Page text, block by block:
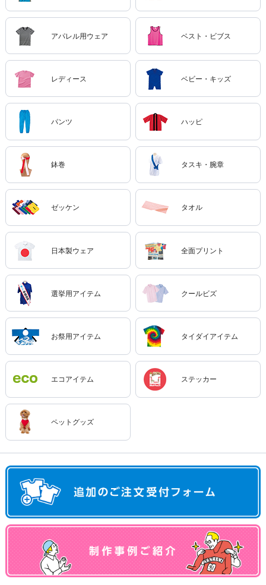
アパレル用ウェア ベスト・ビブス
レディース ベビー・キッズ
パンツ ハッピ
鉢巻 タスキ・腕章
ゼッケン タオル
日本製ウェア 全面プリント
選挙用アイテム クールビズ
お祭用アイテム タイダイアイテム
エコアイテム ステッカー
ペットグッズ